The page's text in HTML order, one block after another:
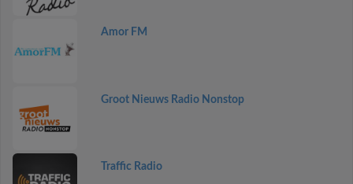
Amor FM
Groot Nieuws Radio Nonstop
Traffic Radio